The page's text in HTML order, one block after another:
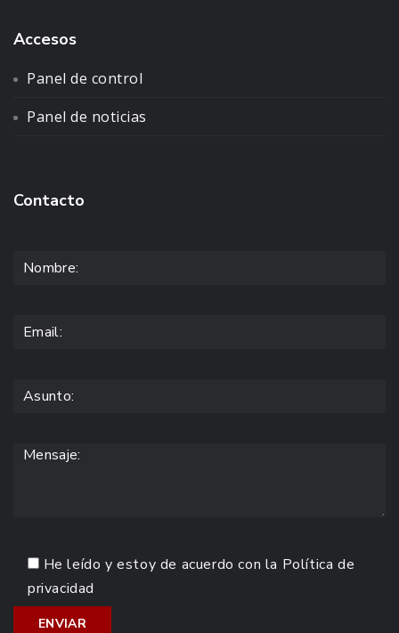
Accesos
Panel de control
Panel de noticias
Contacto
He leído y estoy de acuerdo con la Política de
privacidad